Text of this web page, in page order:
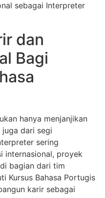
sebagai Interpreter
dan
Bagi
hanya menjanjikan
dari segi
sering
internasional, proyek
bagian dari tim
Kursus Bahasa Portugis
karir sebagai